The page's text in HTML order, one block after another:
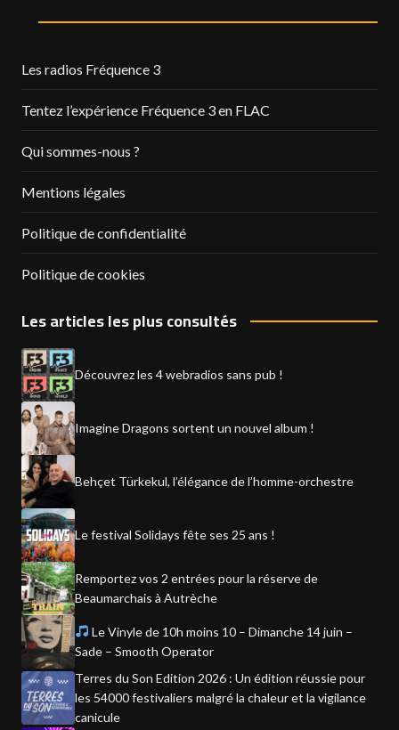
Les radios Fréquence 3
Tentez l’expérience Fréquence 3 en FLAC
Qui sommes-nous ?
Mentions légales
Politique de confidentialité
Politique de cookies
Les articles les plus consultés
Découvrez les 4 webradios sans pub !
Imagine Dragons sortent un nouvel album !
Behçet Türkekul, l’élégance de l’homme-orchestre
Le festival Solidays fête ses 25 ans !
Remportez vos 2 entrées pour la réserve de
Beaumarchais à Autrèche
Le Vinyle de 10h moins 10 – Dimanche 14 juin –
Sade – Smooth Operator
Terres du Son Edition 2026 : Un édition réussie pour
les 54000 festivaliers malgré la chaleur et la vigilance
canicule